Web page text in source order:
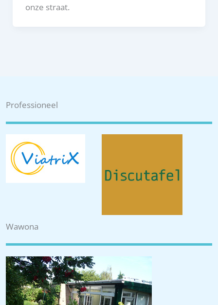
onze straat.
Professioneel
Wawona